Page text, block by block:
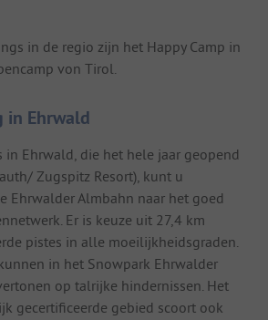
in de regio zijn het Happy Camp in
von Tirol.
in Ehrwald
in Ehrwald, die het hele jaar geopend
Zugspitz Resort), kunt u
Ehrwalder Almbahn naar het goed
Er is keuze uit 27,4 km
pistes in alle moeilijkheidsgraden.
in het Snowpark Ehrwalder
op talrijke hindernissen. Het
gecertificeerde gebied scoort ook